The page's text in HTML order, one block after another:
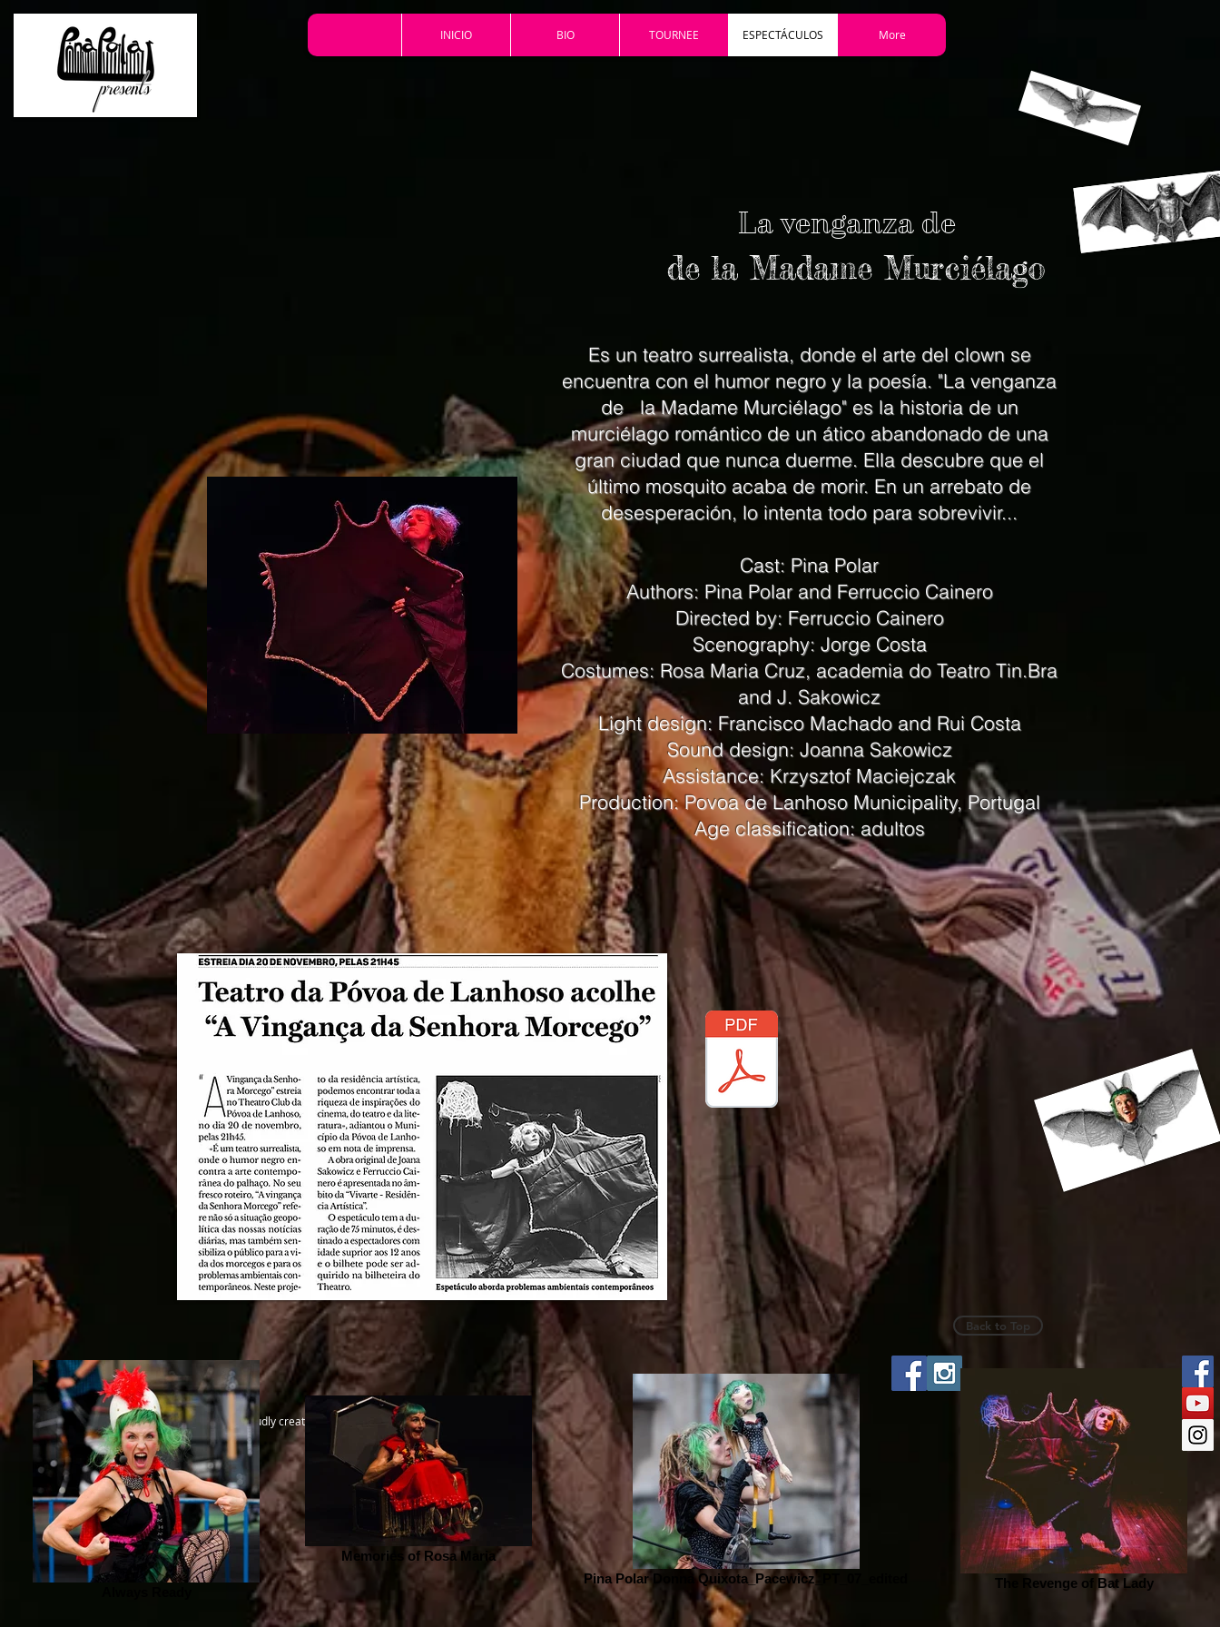
INICIO BIO TOURNEE ESPECTÁCULOS More
La venganza de
de la Madame Murciélago
Es un teatro surrealista, donde el arte del clown se
encuentra con el humor negro y la poesía. "La venganza
de la Madame Murciélago" es la historia de un
murciélago romántico de un ático abandonado de una
gran ciudad que nunca duerme. Ella descubre que el
último mosquito acaba de morir. En un arrebato de
desesperación, lo intenta todo para sobrevivir...
Cast: Pina Polar
Authors: Pina Polar and Ferruccio Cainero
Directed by: Ferruccio Cainero
Scenography: Jorge Costa
Costumes: Rosa Maria Cruz, academia do Teatro Tin.Bra
and J. Sakowicz
Light design: Francisco Machado and Rui Costa
Sound design: Joanna Sakowicz
Assistance: Krzysztof Maciejczak
Production: Povoa de Lanhoso Municipality, Portugal
Age classification: adultos
Back to Top
© 2023 by EK. Proudly created with
Memories of Rosa Maria
Pina Polar Donna Quixota_Pacewicz_PT_07_edited
The Revenge of Bat Lady